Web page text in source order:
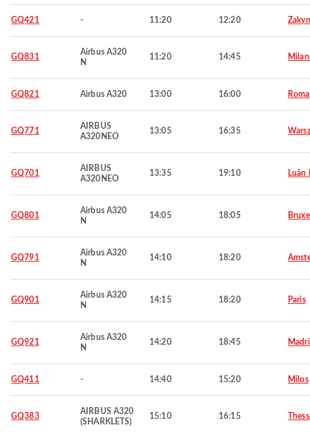
GQ421 - 11:20 12:20
GQ831
Airbus A320
N
11:20 14:45
GQ821 Airbus A320 13:00 16:00 Roma
GQ771
AIRBUS
A320NEO
13:05 16:35
GQ701
AIRBUS
A320NEO
13:35 19:10 Luân
GQ801
Airbus A320
N
14:05 18:05
GQ791
Airbus A320
N
14:10 18:20
GQ901
Airbus A320
N
14:15 18:20 Paris
GQ921
Airbus A320
N
14:20 18:45
GQ411 - 14:40 15:20 Milos
GQ383
AIRBUS A320
(SHARKLETS)
15:10 16:15